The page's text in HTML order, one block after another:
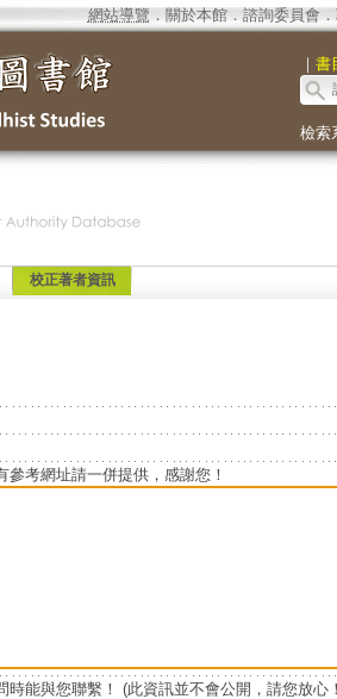
網站導覽 ． 關於本館． 諮詢委員會．
｜ 書
檢索
校正著者資訊
考網址請一併提供，感謝您！
時能與您聯繫！ (此資訊並不會公開，請您放心